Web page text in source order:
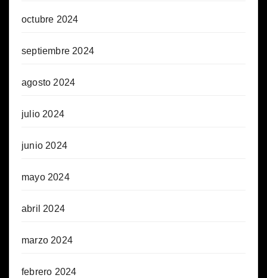
octubre 2024
septiembre 2024
agosto 2024
julio 2024
junio 2024
mayo 2024
abril 2024
marzo 2024
febrero 2024